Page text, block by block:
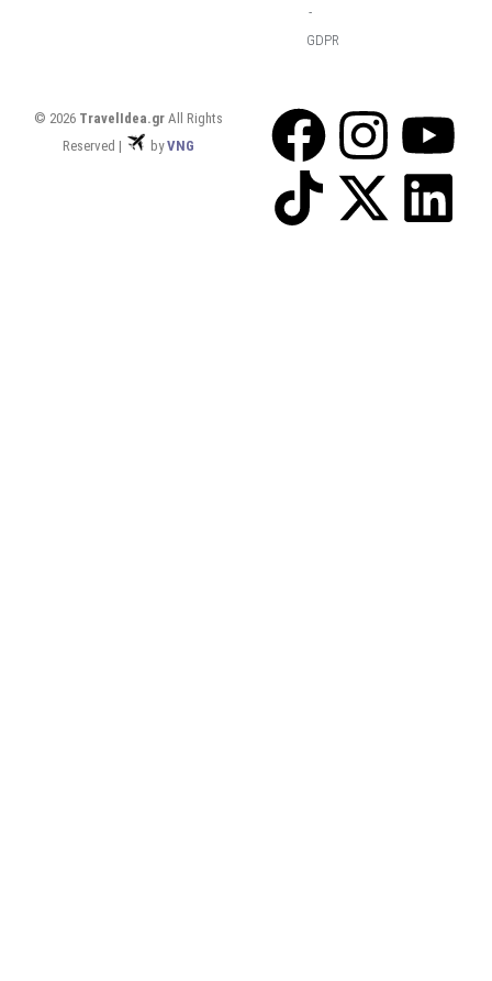
-
GDPR
© 2026 TravelIdea.gr All Rights
Reserved |
byVNG